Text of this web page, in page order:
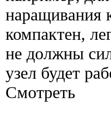
наращивания
компактен,
не должны
узел будет
Смотреть